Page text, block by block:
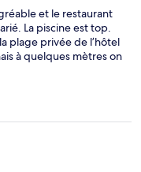
et le restaurant
La piscine est top.
plage privée de l’hôtel
à quelques mètres on